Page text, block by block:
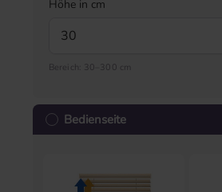
Höhe in cm
Bereich: 30–300 cm
Bedienseite